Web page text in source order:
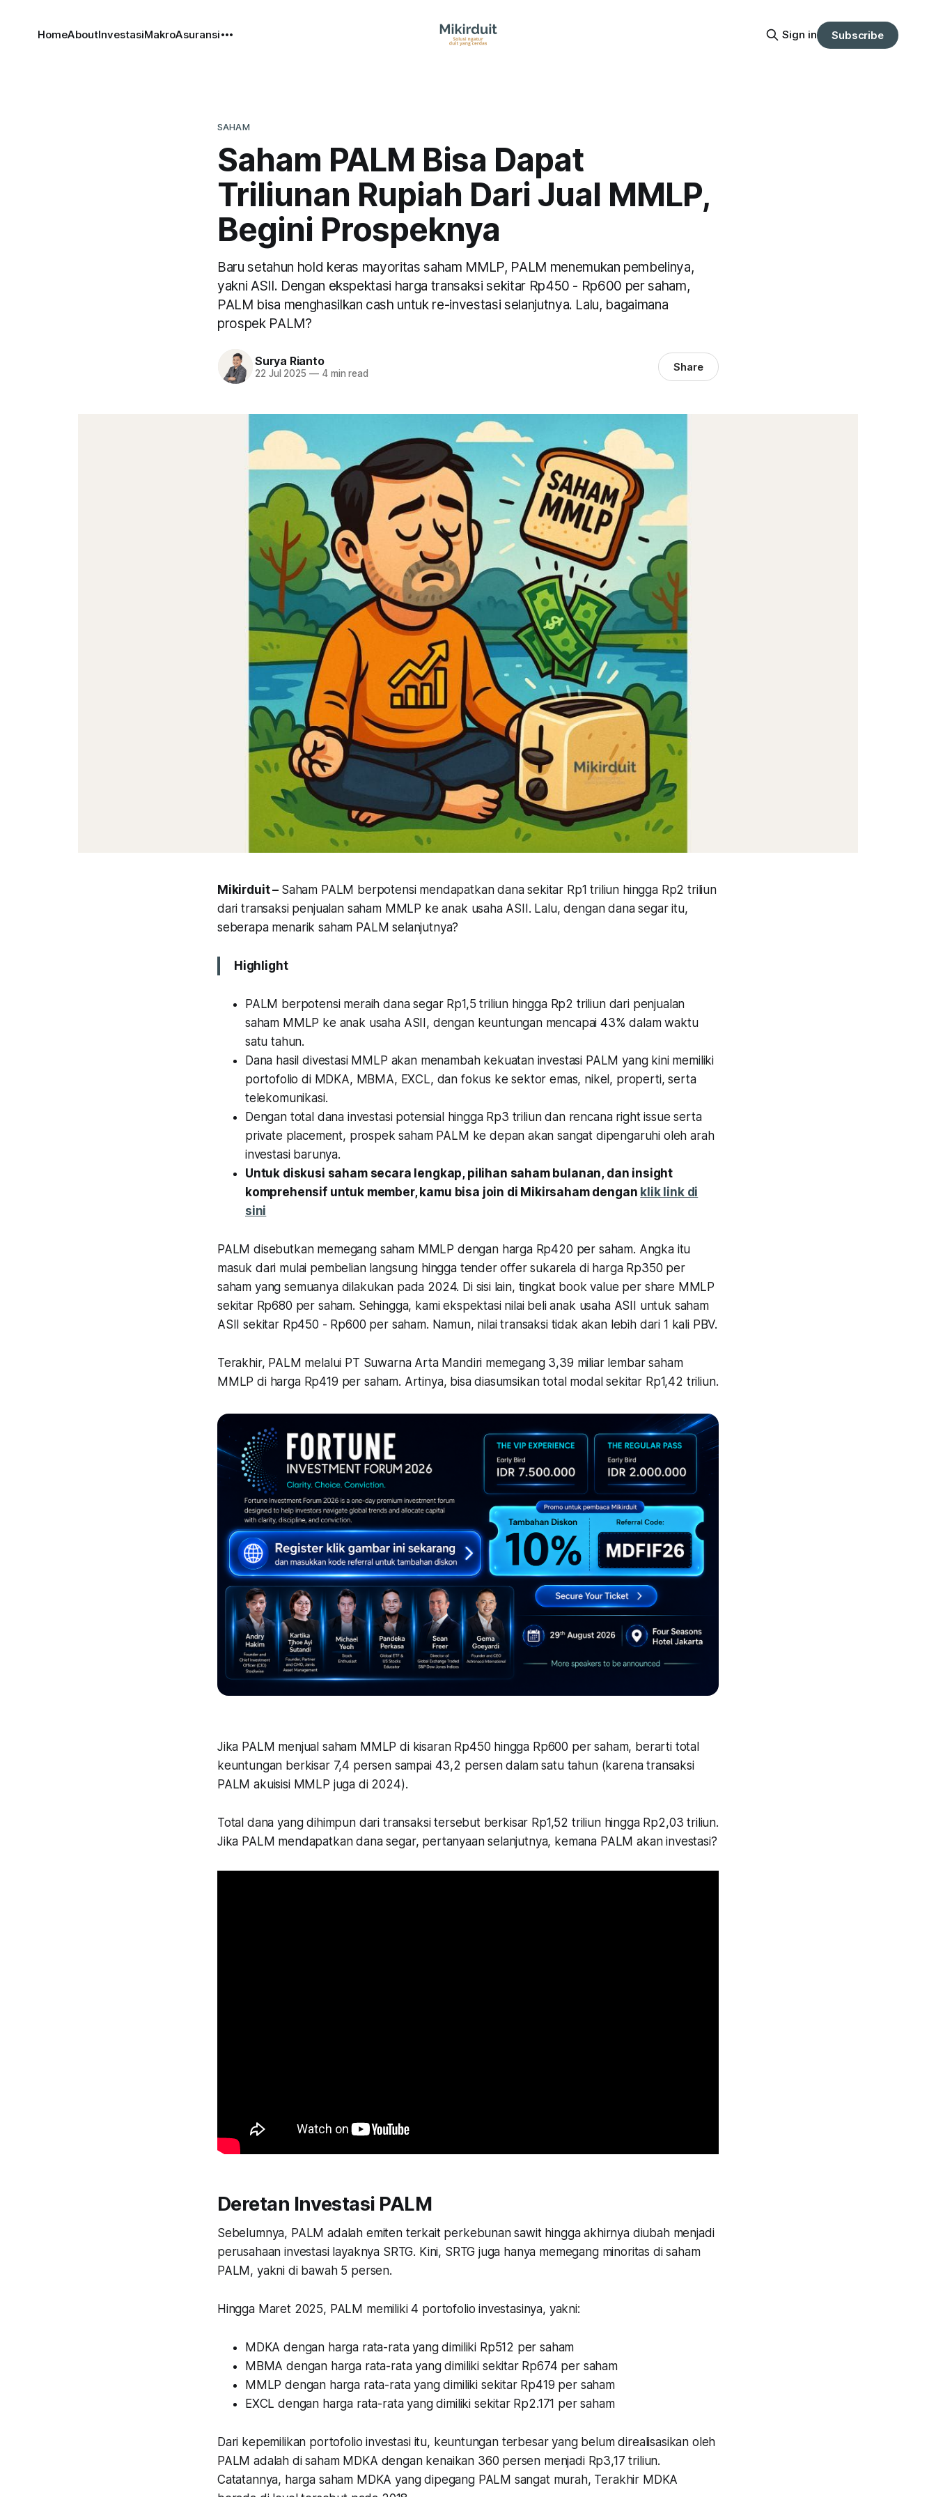
HomeAboutInvestasiMakroAsuransi Sign in Subscribe
SAHAM
Saham PALM Bisa Dapat
Triliunan Rupiah Dari Jual MMLP,
Begini Prospeknya
Baru setahun hold keras mayoritas saham MMLP, PALM menemukan pembelinya,
yakni ASII. Dengan ekspektasi harga transaksi sekitar Rp450 - Rp600 per saham,
PALM bisa menghasilkan cash untuk re-investasi selanjutnya. Lalu, bagaimana
prospek PALM?
Surya Rianto
22 Jul 2025 —4 min read Share
Mikirduit – Saham PALM berpotensi mendapatkan dana sekitar Rp1 triliun hingga Rp2 triliun
dari transaksi penjualan saham MMLP ke anak usaha ASII. Lalu, dengan dana segar itu,
seberapa menarik saham PALM selanjutnya?
Highlight
PALM berpotensi meraih dana segar Rp1,5 triliun hingga Rp2 triliun dari penjualan
saham MMLP ke anak usaha ASII, dengan keuntungan mencapai 43% dalam waktu
satu tahun.
Dana hasil divestasi MMLP akan menambah kekuatan investasi PALM yang kini memiliki
portofolio di MDKA, MBMA, EXCL, dan fokus ke sektor emas, nikel, properti, serta
telekomunikasi.
Dengan total dana investasi potensial hingga Rp3 triliun dan rencana right issue serta
private placement, prospek saham PALM ke depan akan sangat dipengaruhi oleh arah
investasi barunya.
Untuk diskusi saham secara lengkap, pilihan saham bulanan, dan insight
komprehensif untuk member, kamu bisa join di Mikirsaham dengan klik link di
sini
PALM disebutkan memegang saham MMLP dengan harga Rp420 per saham. Angka itu
masuk dari mulai pembelian langsung hingga tender offer sukarela di harga Rp350 per
saham yang semuanya dilakukan pada 2024. Di sisi lain, tingkat book value per share MMLP
sekitar Rp680 per saham. Sehingga, kami ekspektasi nilai beli anak usaha ASII untuk saham
ASII sekitar Rp450 - Rp600 per saham. Namun, nilai transaksi tidak akan lebih dari 1 kali PBV.
Terakhir, PALM melalui PT Suwarna Arta Mandiri memegang 3,39 miliar lembar saham
MMLP di harga Rp419 per saham. Artinya, bisa diasumsikan total modal sekitar Rp1,42 triliun.
Jika PALM menjual saham MMLP di kisaran Rp450 hingga Rp600 per saham, berarti total
keuntungan berkisar 7,4 persen sampai 43,2 persen dalam satu tahun (karena transaksi
PALM akuisisi MMLP juga di 2024).
Total dana yang dihimpun dari transaksi tersebut berkisar Rp1,52 triliun hingga Rp2,03 triliun.
Jika PALM mendapatkan dana segar, pertanyaan selanjutnya, kemana PALM akan investasi?
Deretan Investasi PALM
Sebelumnya, PALM adalah emiten terkait perkebunan sawit hingga akhirnya diubah menjadi
perusahaan investasi layaknya SRTG. Kini, SRTG juga hanya memegang minoritas di saham
PALM, yakni di bawah 5 persen.
Hingga Maret 2025, PALM memiliki 4 portofolio investasinya, yakni:
MDKA dengan harga rata-rata yang dimiliki Rp512 per saham
MBMA dengan harga rata-rata yang dimiliki sekitar Rp674 per saham
MMLP dengan harga rata-rata yang dimiliki sekitar Rp419 per saham
EXCL dengan harga rata-rata yang dimiliki sekitar Rp2.171 per saham
Dari kepemilikan portofolio investasi itu, keuntungan terbesar yang belum direalisasikan oleh
PALM adalah di saham MDKA dengan kenaikan 360 persen menjadi Rp3,17 triliun.
Catatannya, harga saham MDKA yang dipegang PALM sangat murah, Terakhir MDKA